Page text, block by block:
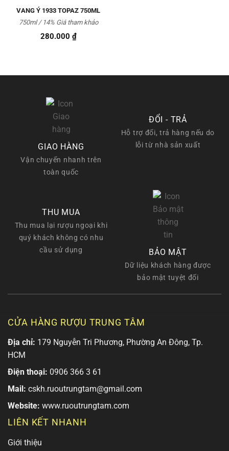
VANG Ý 1933 TOPAZ 750ML
280.000 ₫
750ml / 14% Giá tham khảo
GIAO HÀNG
Vận chuyển nhanh trên
toàn quốc
ĐỔI - TRẢ
Hỗ trợ đổi, trả hàng nếu do
lỗi từ nhà sản xuất
THU MUA
Thu mua lại rượu ngoại khi
quý khách không có nhu
cầu sử dụng
BẢO MẬT
Dữ liệu khách hàng được
bảo mật tuyệt đối
CỬA HÀNG RƯỢU TRUNG TÂM
Địa chỉ: 179 Nguyễn Tri Phương, Phường An Đông, Tp.
HCM
Điện thoại: 0906 366 3 61
Mail: cskh.ruoutrungtam@gmail.com
Website: www.ruoutrungtam.com
LIÊN KẾT NHANH
Giới thiệu